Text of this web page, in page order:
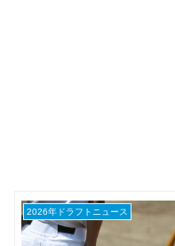
2026年ドラフトニュース